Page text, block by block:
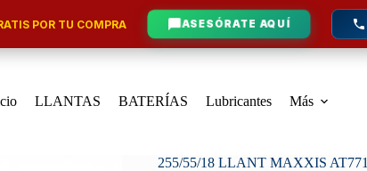
POR TU COMPRA ASESÓRATE AQUÍ
LLANTAS BATERÍAS Lubricantes
Más
255/55/18 LLANT MAXXIS